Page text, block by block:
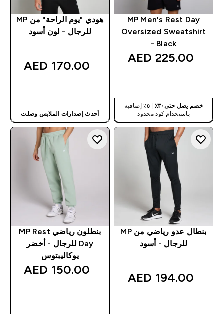
MP Men's Rest Day
Oversized Sweatshirt
- Black
225.00 AED‎
خصم يصل حتى٣٠٪
| ٥٪ إضافية
باستخدام كود محدود
هودي "يوم الراحة" من MP
للرجال - لون أسود
170.00 AED‎
أحدث إصدارات الملابس وصلت
بنطال عدو رياضي من MP
للرجال - أسود
194.00 AED‎
بنطلون رياضي MP Rest
Day للرجال - أخضر
يوكاليبتوس
150.00 AED‎